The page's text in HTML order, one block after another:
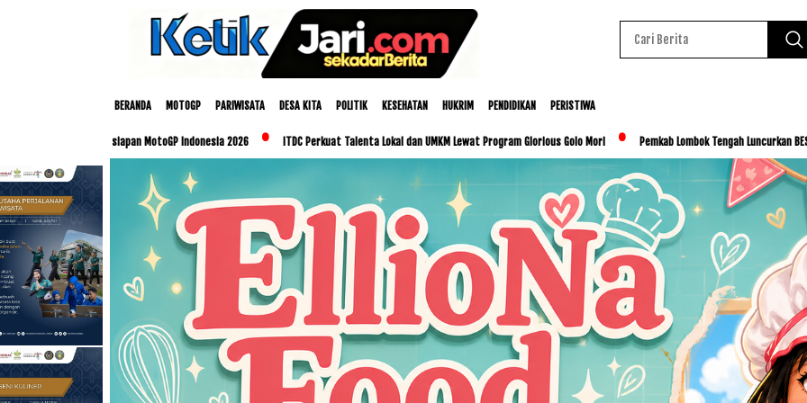
BERANDA MOTOGP PARIWISATA DESA KITA POLITIK KESEHATAN HUKRIM PENDIDIKAN PERISTIWA
MotoGP Indonesia 2026 ITDC Perkuat Talenta Lokal dan UMKM Lewat Program Glorious Golo Mori Pemkab Lombok Tengah Luncurkan BESTI, Libatkan
Baca Juga : Lewat Kompetisi Futsal